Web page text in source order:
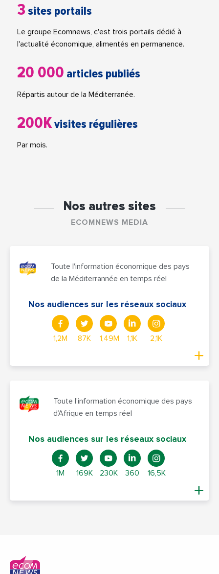
3 sites portails
Le groupe Ecomnews, c'est trois portails dédié à
l'actualité économique, alimentés en permanence.
20 000 articles publiés
Répartis autour de la Méditerranée.
200Kvisites régulières
Par mois.
Nos autres sites
ECOMNEWS MEDIA
Toute l'information économique des pays
de la Méditerrannée en temps réel
Nos audiences sur les réseaux sociaux
1,2M 87K 1,49M 1,1K 2,1K
Toute l’information économique des pays
d’Afrique en temps réel
Nos audiences sur les réseaux sociaux
1M 169K 230K 360 16,5K